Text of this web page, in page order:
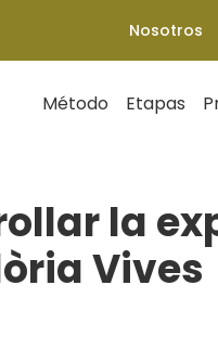
Nosotros
Método Etapas
la
Vives